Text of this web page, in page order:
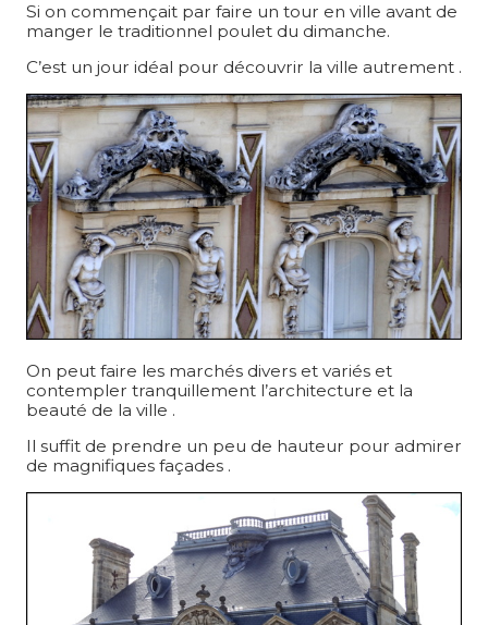
Si on commençait par faire un tour en ville avant de
manger le traditionnel poulet du dimanche.
C’est un jour idéal pour découvrir la ville autrement .
On peut faire les marchés divers et variés et
contempler tranquillement l’architecture et la
beauté de la ville .
Il suffit de prendre un peu de hauteur pour admirer
de magnifiques façades .